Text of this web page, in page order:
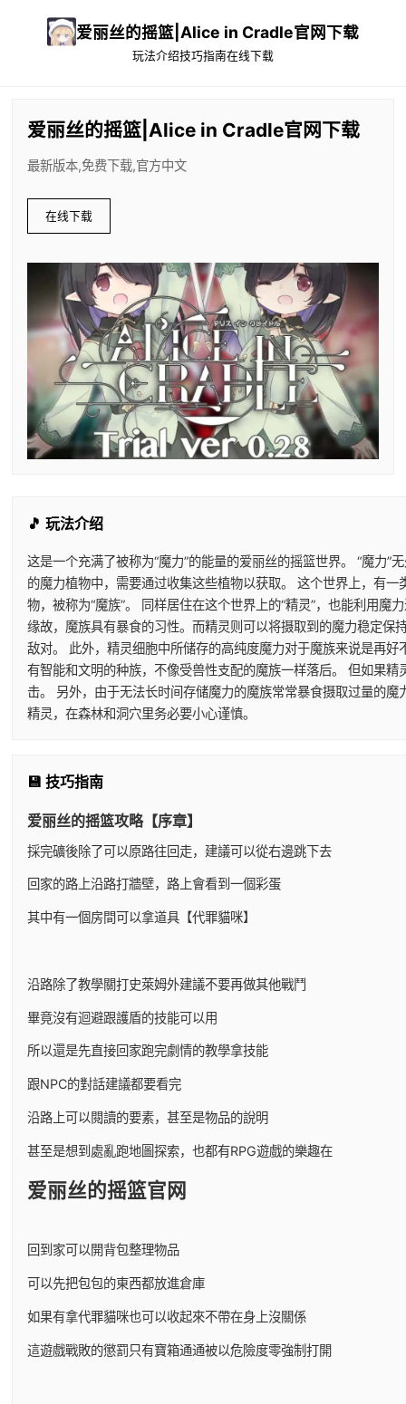
爱丽丝的摇篮|Alice in Cradle官网下载
玩法介绍技巧指南在线下载
爱丽丝的摇篮|Alice in Cradle官网下载
最新版本,免费下载,官方中文
在线下载
🎵 玩法介绍
这是一个充满了被称为“魔力”的能量的爱丽丝的摇篮世界。 “魔力
的魔力植物中，需要通过收集这些植物以获取。 这个世界上，有
物，被称为“魔族”。 同样居住在这个世界上的“精灵”，也能利用
缘故，魔族具有暴食的习性。而精灵则可以将摄取到的魔力稳定
敌对。 此外，精灵细胞中所储存的高纯度魔力对于魔族来说是再
有智能和文明的种族，不像受兽性支配的魔族一样落后。 但如果
击。 另外，由于无法长时间存储魔力的魔族常常暴食摄取过量的
精灵，在森林和洞穴里务必要小心谨慎。
💾 技巧指南
爱丽丝的摇篮攻略【序章】
採完礦後除了可以原路往回走，建議可以從右邊跳下去
回家的路上沿路打牆壁，路上會看到一個彩蛋
其中有一個房間可以拿道具【代罪貓咪】
沿路除了教學關打史萊姆外建議不要再做其他戰鬥
畢竟沒有迴避跟護盾的技能可以用
所以還是先直接回家跑完劇情的教學拿技能
跟NPC的對話建議都要看完
沿路上可以閱讀的要素，甚至是物品的說明
甚至是想到處亂跑地圖探索，也都有RPG遊戲的樂趣在
爱丽丝的摇篮官网
回到家可以開背包整理物品
可以先把包包的東西都放進倉庫
如果有拿代罪貓咪也可以收起來不帶在身上沒關係
這遊戲戰敗的懲罰只有寶箱通通被以危險度零強制打開